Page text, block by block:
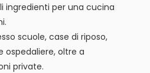
ingredienti per una cucina
scuole, case di riposo,
ospedaliere, oltre a
private.